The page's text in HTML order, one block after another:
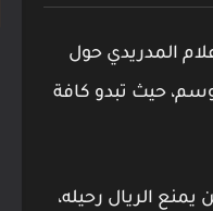
المدريدي حول
حيث تبدو كافة
الريال رحيله،